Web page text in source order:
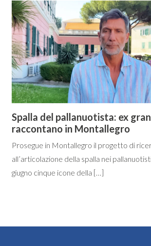
Spalla del pallanuotista: ex
raccontano in Montallegro
Prosegue in Montallegro il progetto di
all’articolazione della spalla nei
giugno cinque icone della […]